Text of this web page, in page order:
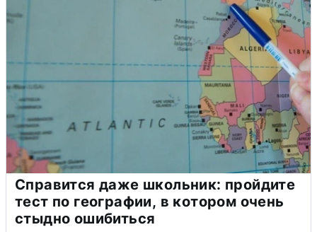
Справится даже школьник: пройдите
тест по географии, в котором очень
стыдно ошибиться